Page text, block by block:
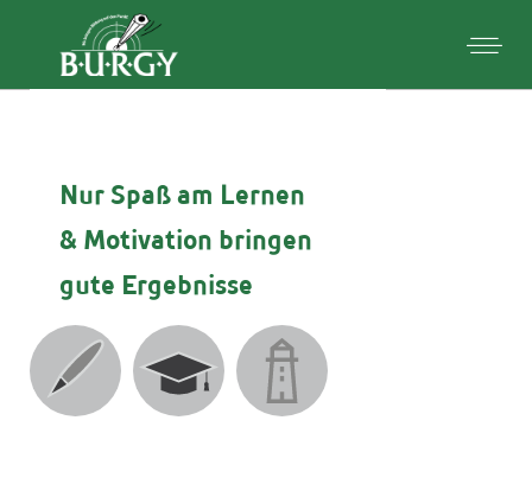
Nur Spaß am Lernen
& Motivation bringen
gute Ergebnisse